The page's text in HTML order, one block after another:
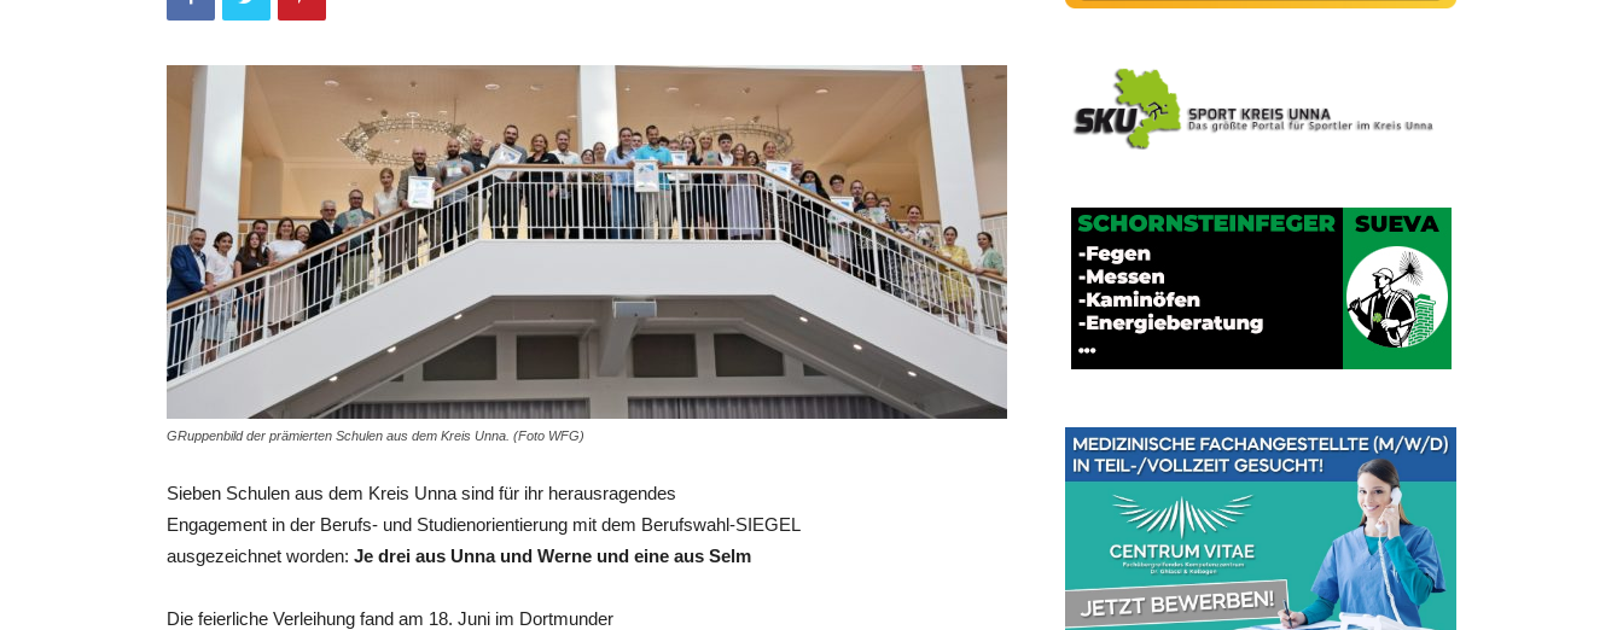
GRuppenbild der prämierten Schulen aus dem Kreis Unna. (Foto WFG)
Sieben Schulen aus dem Kreis Unna sind für ihr herausragendes
Engagement in der Berufs- und Studienorientierung mit dem Berufswahl-SIEGEL
ausgezeichnet worden: Je drei aus Unna und Werne und eine aus Selm
Die feierliche Verleihung fand am 18. Juni im Dortmunder